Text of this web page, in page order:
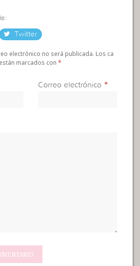
Twitter
electrónico no será publicada. Los ca
marcados con*
Correo electrónico *